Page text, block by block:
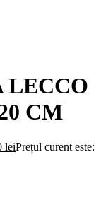
LECCO
CM
leiPrețul curent este: